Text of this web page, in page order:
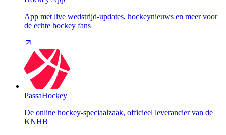
App met live wedstrijd-updates, hockeynieuws en meer voor
de echte hockey fans
PassaHockey
De online hockey-speciaalzaak, officieel leverancier van de
KNHB